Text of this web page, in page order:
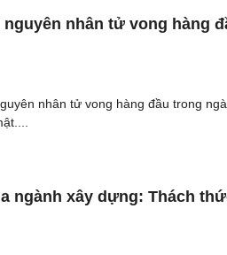
nhân tử vong hàng
nhân tử vong hàng đầu trong
ngành xây dựng: Thách